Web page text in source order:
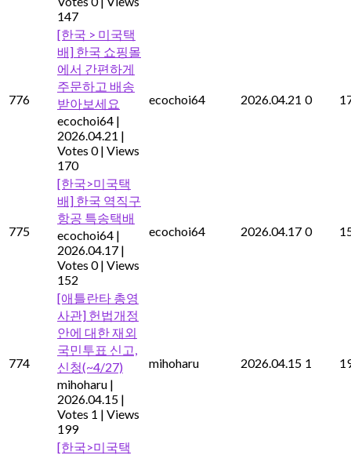
147
776
[한국 > 미국택
배] 한국 쇼핑몰
에서 간편하게
주문하고 배송
받아보세요
ecochoi64 |
2026.04.21 |
Votes 0 | Views
170
ecochoi64 2026.04.21 0
775
[한국>미국택
배] 한국 역직구
항공 특송택배
ecochoi64 |
2026.04.17 |
Votes 0 | Views
152
ecochoi64 2026.04.17 0
774
[애틀란타 총영
사관] 헌법개정
안에 대한 재외
국민투표 신고,
신청(~4/27)
mihoharu |
2026.04.15 |
Votes 1 | Views
199
mihoharu 2026.04.15 1
[한국>미국택